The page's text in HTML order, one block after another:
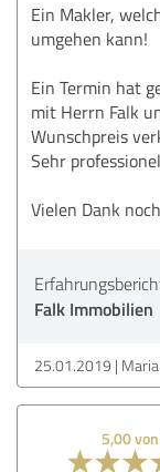
Ein Makler,
umgehen kann!
Ein Termin hat
mit Herrn Falk
Wunschpreis
Sehr
Vielen Dank
Falk Immobilien
25.01.2019 Maria
5,00